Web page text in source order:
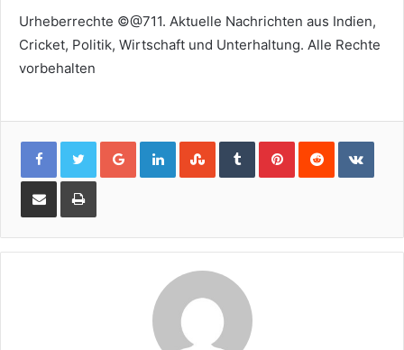
Urheberrechte ©@711. Aktuelle Nachrichten aus Indien,
Cricket, Politik, Wirtschaft und Unterhaltung. Alle Rechte
vorbehalten
Google+LinkedInStumbleUpon
TumblrPinterestReddit
Share
Email
Print